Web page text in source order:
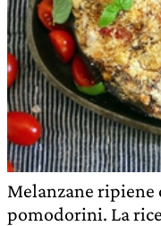
Melanzane ripiene
pomodorini. La